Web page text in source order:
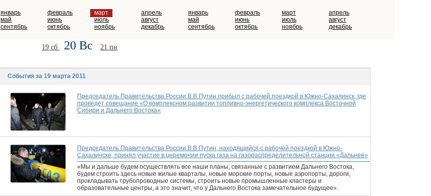
январь
май
сентябрь
февраль
июнь
октябрь
март
июль
ноябрь
апрель
август
декабрь
январь
май
сентябрь
февраль
июнь
октябрь
март
июль
ноябрь
апрель
август
декабрь
19 сб 20 Вс 21 пн
События за 19 марта 2011
Председатель Правительства России В.В.Путин прибыл с рабочей поездкой в Южно-Сахалинск, где
проведет совещание «О комплексном развитии топливно-энергетического комплекса Восточной
Сибири и Дальнего Востока»
Председатель Правительства России В.В.Путин, находящийся с рабочей поездкой в Южно-
Сахалинске, принял участие в церемонии пуска газа на газораспределительной станции «Дальнее»
«Мы и дальше будем осуществлять все наши планы, связанные с развитием Дальнего Востока,
будем строить здесь новые жилые кварталы, новые морские порты, новые аэропорты, дороги,
прокладывать трубопроводные системы, строить новые промышленные кластеры и
образовательные центры, а это значит, что у Дальнего Востока замечательное будущее».